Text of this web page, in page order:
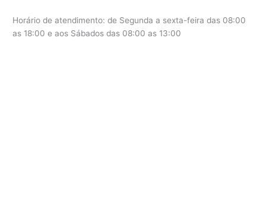
Horário de atendimento: de Segunda a sexta-feira das 08:00
as 18:00 e aos Sábados das 08:00 as 13:00